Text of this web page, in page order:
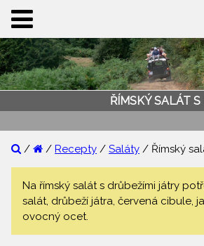
ŘÍMSKÝ SALÁT
/ / Recepty / Saláty / Římský
Na římský salát s drůbežími játry
salát, drůbeží játra, červená cibule,
ovocný ocet.